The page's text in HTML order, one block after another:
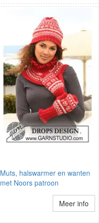
Muts, halswarmer en wanten
met Noors patroon
Meer info